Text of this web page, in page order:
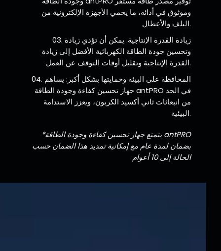
وموثوق في أدائه، ما يحمي الأجهزة الإلكترونية من
التلف والأعطال.
زيادة القدرة الإنتاجية: يمكن أن تؤدي زيادة
وتحسين جودة الطاقة الكهربائية الأفضل إلى زيادة
القدرة الإنتاجية وتقليل أوقات التوقف عن العمل.
المحافظة على البيئة وحمايتها بشكل أكبر: يساهم
جهاز تحسين كفاءة وجودة الطاقة antPRO في الحد
من انبعاثات ثاني أكسيد الكربون، ويعزز الاستدامة
البيئية.
*يتمتع جهاز تحسين كفاءة وجودة الطاقة antPRO
بضمان لمدة عام مع إمكانية تمديد هذا الضمان حسب
الحالة إلى 10 أعوام